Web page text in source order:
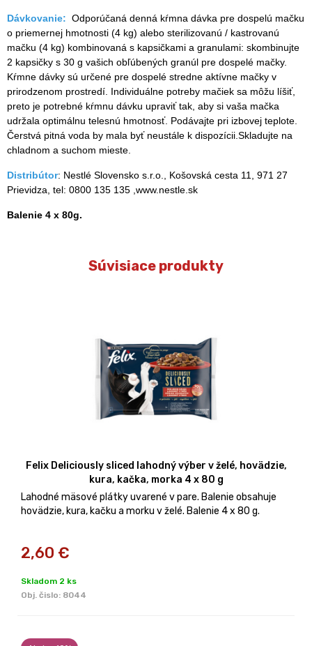
Dávkovanie: Odporúčaná denná kŕmna dávka pre dospelú mačku
o priemernej hmotnosti (4 kg) alebo sterilizovanú / kastrovanú
mačku (4 kg) kombinovaná s kapsičkami a granulami: skombinujte
2 kapsičky s 30 g vašich obľúbených granúl pre dospelé mačky.
Kŕmne dávky sú určené pre dospelé stredne aktívne mačky v
prirodzenom prostredí. Individuálne potreby mačiek sa môžu líšiť,
preto je potrebné kŕmnu dávku upraviť tak, aby si vaša mačka
udržala optimálnu telesnú hmotnosť. Podávajte pri izbovej teplote.
Čerstvá pitná voda by mala byť neustále k dispozícii.Skladujte na
chladnom a suchom mieste.
Distribútor: Nestlé Slovensko s.r.o., Košovská cesta 11, 971 27
Prievidza, tel: 0800 135 135 ,www.nestle.sk
Balenie 4 x 80g.
Súvisiace produkty
Felix Deliciously sliced lahodný výber v želé, hovädzie,
kura, kačka, morka 4 x 80 g
Lahodné mäsové plátky uvarené v pare. Balenie obsahuje
hovädzie, kura, kačku a morku v želé. Balenie 4 x 80 g.
2,60 €
Skladom 2 ks
Obj. čislo: 8044